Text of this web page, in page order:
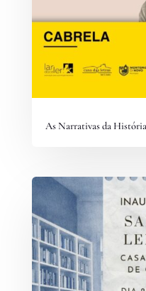
As Narrativas da História